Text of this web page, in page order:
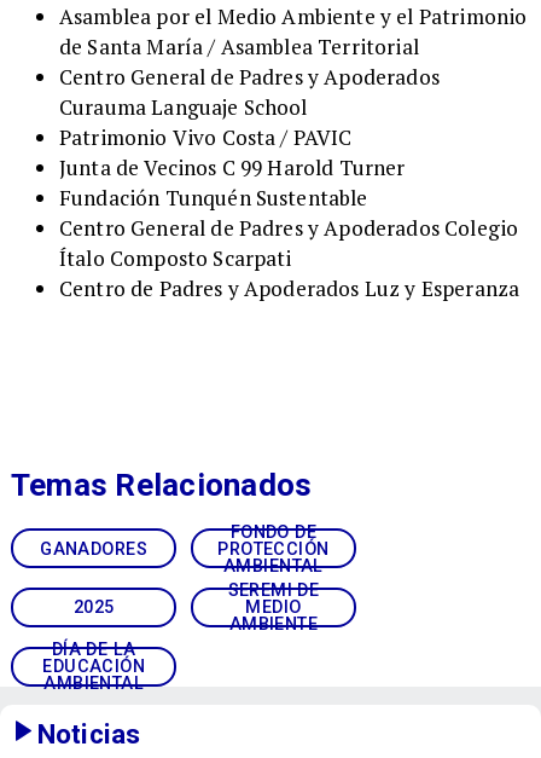
Asamblea por el Medio Ambiente y el Patrimonio
de Santa María / Asamblea Territorial
Centro General de Padres y Apoderados
Curauma Languaje School
Patrimonio Vivo Costa / PAVIC
Junta de Vecinos C 99 Harold Turner
Fundación Tunquén Sustentable
Centro General de Padres y Apoderados Colegio
Ítalo Composto Scarpati
Centro de Padres y Apoderados Luz y Esperanza
GANADORES
FONDO DE
PROTECCIÓN
AMBIENTAL
2025
SEREMI DE
MEDIO
AMBIENTE
DÍA DE LA
EDUCACIÓN
AMBIENTAL
Temas Relacionados
Noticias